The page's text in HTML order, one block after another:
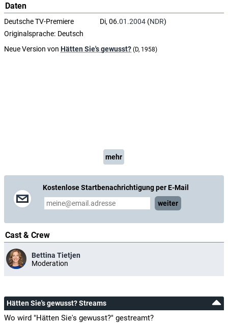
Daten
Deutsche TV-Premiere Di, 06.01.2004 (NDR)
Originalsprache: Deutsch
Neue Version von Hätten Sie's gewusst? (D, 1958)
mehr
Kostenlose Startbenachrichtigung per E-Mail
weiter
Cast & Crew
Bettina Tietjen
Moderation
Hätten Sie's gewusst? Streams
Wo wird "Hätten Sie's gewusst?" gestreamt?